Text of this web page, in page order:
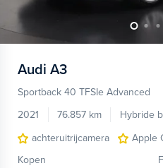
Audi A3
Sportback 40 TFSIe Advanced
2021
76.857 km Hybride
achteruitrijcamera
Apple
Kopen